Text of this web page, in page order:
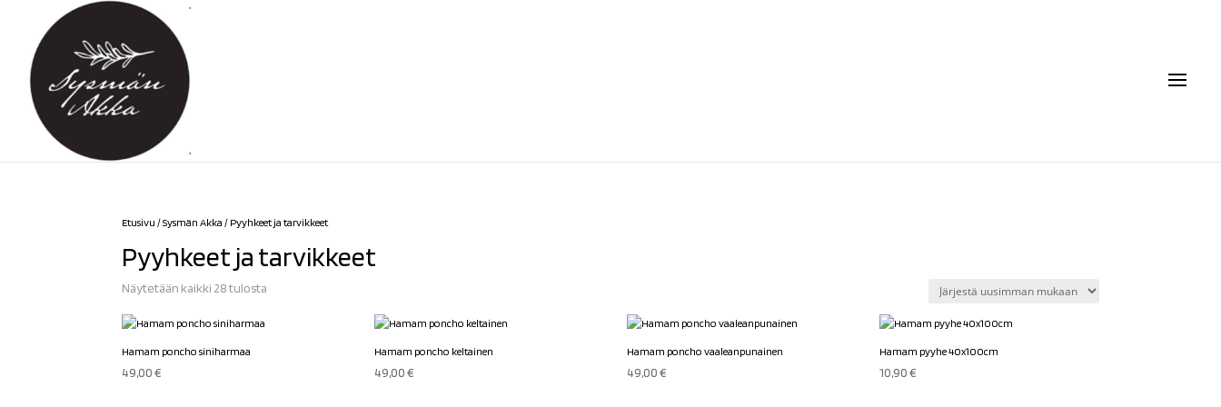
Etusivu /Sysmän Akka / Pyyhkeet ja tarvikkeet
Pyyhkeet ja tarvikkeet
Näytetään kaikki 28 tulosta
Hamam poncho siniharmaa
49,00€
Hamam poncho keltainen
49,00€
Hamam poncho vaaleanpunainen
49,00€
Hamam pyyhe 40x100cm
10,90€